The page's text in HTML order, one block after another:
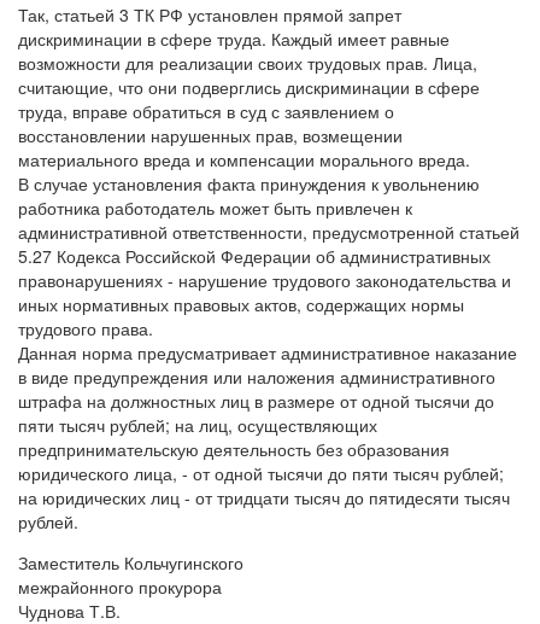
Так, статьей 3 ТК РФ установлен прямой запрет
дискриминации в сфере труда. Каждый имеет равные
возможности для реализации своих трудовых прав. Лица,
считающие, что они подверглись дискриминации в сфере
труда, вправе обратиться в суд с заявлением о
восстановлении нарушенных прав, возмещении
материального вреда и компенсации морального вреда.
В случае установления факта принуждения к увольнению
работника работодатель может быть привлечен к
административной ответственности, предусмотренной статьей
5.27 Кодекса Российской Федерации об административных
правонарушениях - нарушение трудового законодательства и
иных нормативных правовых актов, содержащих нормы
трудового права.
Данная норма предусматривает административное наказание
в виде предупреждения или наложения административного
штрафа на должностных лиц в размере от одной тысячи до
пяти тысяч рублей; на лиц, осуществляющих
предпринимательскую деятельность без образования
юридического лица, - от одной тысячи до пяти тысяч рублей;
на юридических лиц - от тридцати тысяч до пятидесяти тысяч
рублей.
Заместитель Кольчугинского
межрайонного прокурора
Чуднова Т.В.